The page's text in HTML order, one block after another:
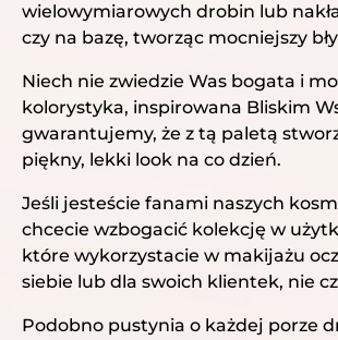
wielowymiarowych drobin lub
czy na bazę, tworząc mocniejszy
Niech nie zwiedzie Was bogata i
kolorystyka, inspirowana Bliskim
gwarantujemy, że z tą paletą
piękny, lekki look na co dzień.
Jeśli jesteście fanami naszych
chcecie wzbogacić kolekcję w
które wykorzystacie w makijażu
siebie lub dla swoich klientek, nie
Podobno pustynia o każdej porze